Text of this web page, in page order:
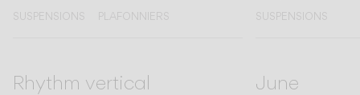
SUSPENSIONS PLAFONNIERS SUSPENSIONS
Rhythm vertical June